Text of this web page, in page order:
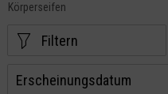
Körperseifen
Filtern